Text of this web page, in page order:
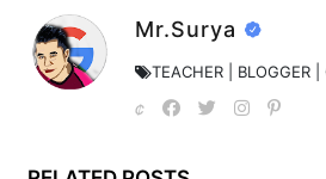
Mr.Surya
TEACHER | BLOGGER |